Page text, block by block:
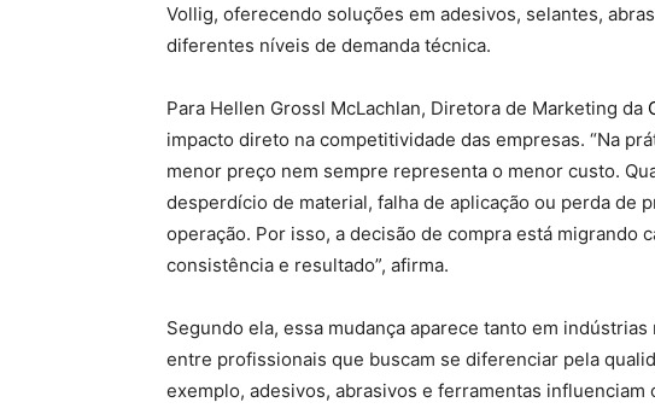
Vollig, oferecendo soluções em adesivos, selantes,
diferentes níveis de demanda técnica.
Para Hellen Grossl McLachlan, Diretora de Marketing da
impacto direto na competitividade das empresas. “Na
menor preço nem sempre representa o menor custo.
desperdício de material, falha de aplicação ou perda de
operação. Por isso, a decisão de compra está migrando
consistência e resultado”, afirma.
Segundo ela, essa mudança aparece tanto em
entre profissionais que buscam se diferenciar pela
exemplo, adesivos, abrasivos e ferramentas influenciam